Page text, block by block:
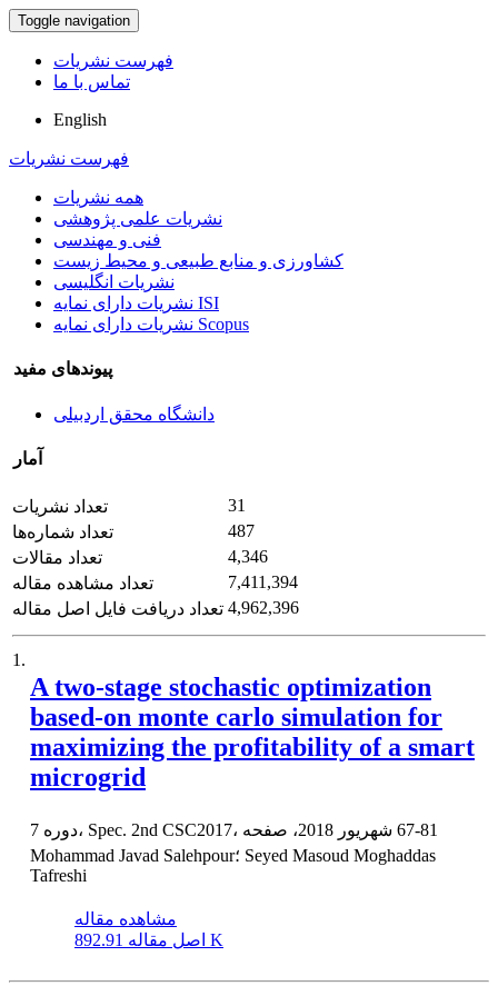
Toggle navigation
فهرست نشریات
تماس با ما
English
فهرست نشریات
همه نشریات
نشریات علمی پژوهشی
فنی و مهندسی
کشاورزی و منابع طبیعی و محیط زیست
نشریات انگلیسی
نشریات دارای نمایه ISI
نشریات دارای نمایه Scopus
پیوندهای مفید
دانشگاه محقق اردبیلی
آمار
تعداد نشریات
31
تعداد شماره‌ها
487
تعداد مقالات
4,346
تعداد مشاهده مقاله
7,411,394
تعداد دریافت فایل اصل مقاله 4,962,396
1.
A two-stage stochastic optimization
based-on monte carlo simulation for
maximizing the profitability of a smart
microgrid
67-81
Mohammad Javad Salehpour؛ Seyed Masoud Moghaddas
Tafreshi
مشاهده مقاله
اصل مقاله 892.91 K